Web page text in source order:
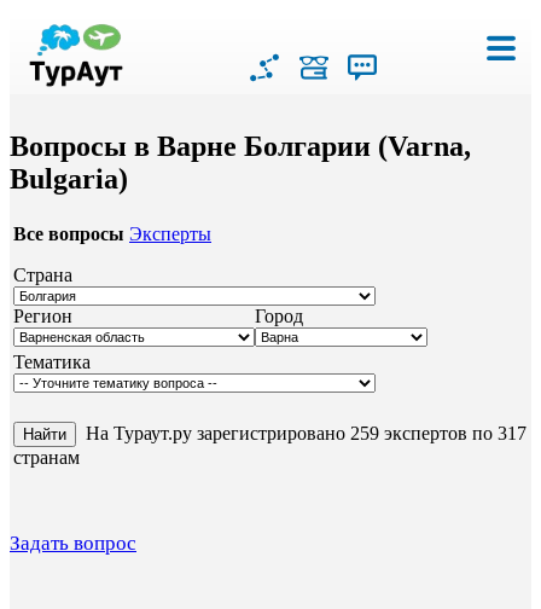
Вопросы в Варне Болгарии (Varna,
Bulgaria)
Все вопросы Эксперты
Страна
Регион
Город
Тематика
На Тураут.ру зарегистрировано 259 экспертов по 317
странам
Задать вопрос